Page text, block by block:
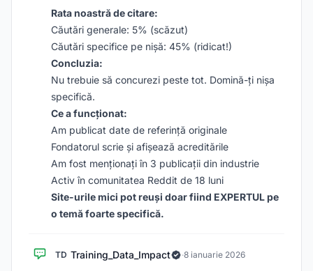
Rata noastră de citare:
Căutări generale: 5% (scăzut)
Căutări specifice pe nișă: 45% (ridicat!)
Concluzia:
Nu trebuie să concurezi peste tot. Domină-ți nișa
specifică.
Ce a funcționat:
Am publicat date de referință originale
Fondatorul scrie și afișează acreditările
Am fost menționați în 3 publicații din industrie
Activ în comunitatea Reddit de 18 luni
Site-urile mici pot reuși doar fiind EXPERTUL pe
o temă foarte specifică.
TD Training_Data_Impact ·8 ianuarie 2026